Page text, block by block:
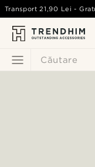
Căutare
Transport 21,90 Lei -